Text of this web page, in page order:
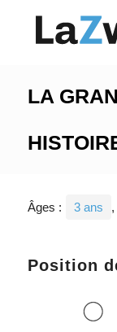
LA
Âges : 3 ans ,
Position